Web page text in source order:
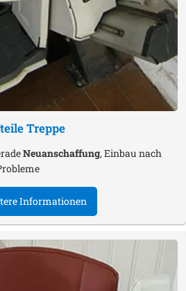
Treppe
Neuanschaffung, Einbau nach
Informationen